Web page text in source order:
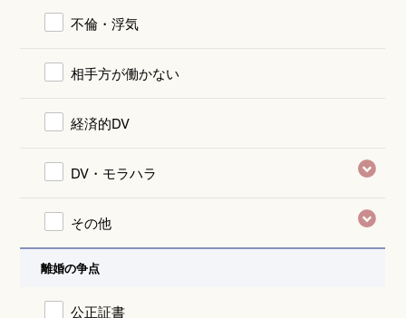
不倫・浮気
相手方が働かない
経済的DV
DV・モラハラ
その他
離婚の争点
公正証書